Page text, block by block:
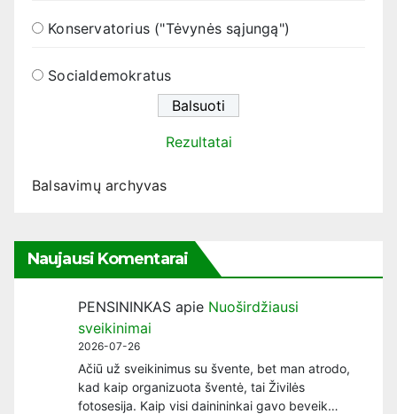
Konservatorius ("Tėvynės sąjungą")
Socialdemokratus
Rezultatai
Balsavimų archyvas
Naujausi Komentarai
PENSININKAS apie Nuoširdžiausi
sveikinimai
2026-07-26
Ačiū už sveikinimus su švente, bet man atrodo,
kad kaip organizuota šventė, tai Živilės
fotosesija. Kaip visi dainininkai gavo beveik…